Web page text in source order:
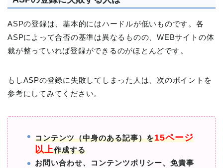
ASPの登録は、基本的にはハードルが低いものです。各
ASPによって合否の基準は異なるものの、WEBサイトの体
裁が整っていれば登録ができるのがほとんどです。
もしASPの登録に失敗してしまった人は、次のポイントを
参考にしてみてください。
コンテンツ（中身のある記事）を15ページ
以上作成する
お問い合わせ、コンテンツポリシー、免責事